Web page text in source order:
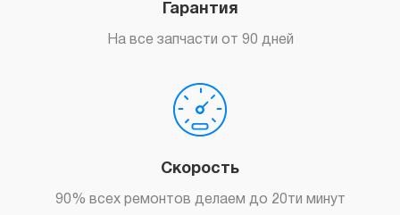
Гарантия
На все запчасти от 90 дней
Скорость
90% всех ремонтов делаем до 20ти минут